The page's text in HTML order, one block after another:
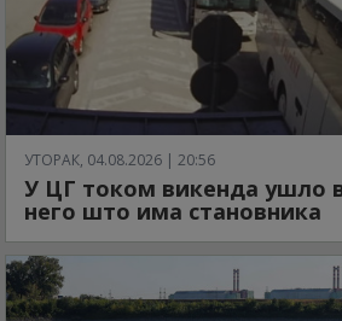
УТОРАК, 04.08.2026 | 20:56
У ЦГ током викенда ушло
него што има становника